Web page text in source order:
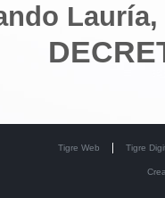
Tigre Web Tigre